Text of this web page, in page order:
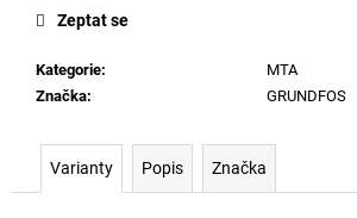
Kategorie:
MTA
Značka:
GRUNDFOS
Zeptat se
Varianty Popis Značka
e